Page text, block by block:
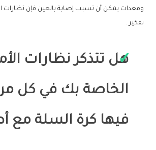
ومعدات يمكن أن تسبب إصابة بالعين فإن نظارات
تفكير .
هل تتذكر نظارات
الخاصة بك في كل
فيها كرة السلة مع